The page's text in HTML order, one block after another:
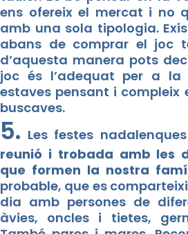
ens ofereix el mercat i no
amb una sola tipologia.
abans de comprar el joc
d’aquesta manera pots
joc és l’adequat per a la
estaves pensant i compleix
buscaves.
5. Les festes
reunió i trobada amb les
que formen la nostra
probable, que es
dia amb persones de
àvies, oncles i tietes,